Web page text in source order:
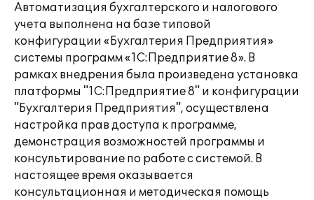
Автоматизация бухгалтерского и налогового
учета выполнена на базе типовой
конфигурации «Бухгалтерия Предприятия»
системы программ «1С:Предприятие 8». В
рамках внедрения была произведена установка
платформы "1С:Предприятие 8" и конфигурации
"Бухгалтерия Предприятия", осуществлена
настройка прав доступа к программе,
демонстрация возможностей программы и
консультирование по работе с системой. В
настоящее время оказывается
консультационная и методическая помощь